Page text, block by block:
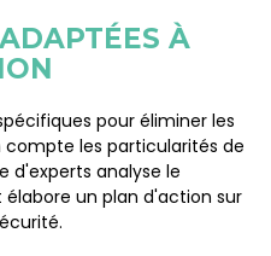
À
pour éliminer les
les particularités de
d'experts analyse le
un plan d'action sur